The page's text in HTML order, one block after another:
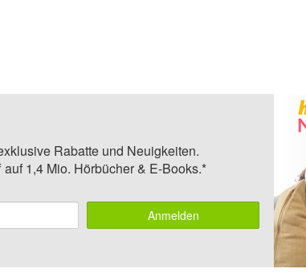
Rabatte und Neuigkeiten.
1,4 Mio. Hörbücher & E-Books.*
Anmelden